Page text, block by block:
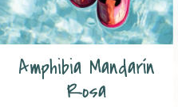
Amphibia Mandarín
Rosa